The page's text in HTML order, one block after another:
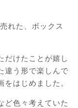
れた、ボックス
だけたことが嬉し
違う形で楽しんで
はじめました。
ど色々考えていた